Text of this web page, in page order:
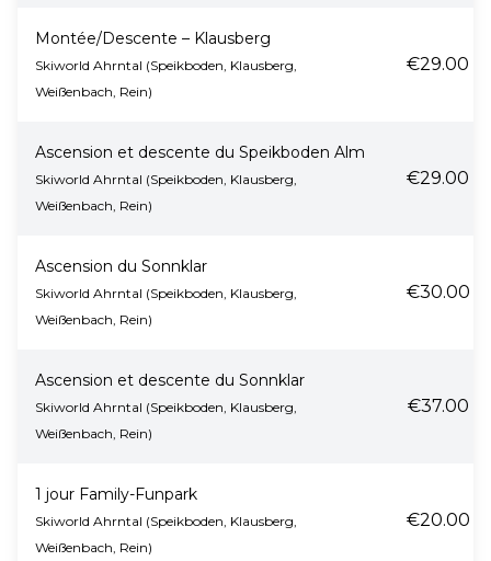
Montée/Descente – Klausberg
Skiworld Ahrntal (Speikboden, Klausberg,
Weißenbach, Rein)
€29.00
Ascension et descente du Speikboden Alm
Skiworld Ahrntal (Speikboden, Klausberg,
Weißenbach, Rein)
€29.00
Ascension du Sonnklar
Skiworld Ahrntal (Speikboden, Klausberg,
Weißenbach, Rein)
€30.00
Ascension et descente du Sonnklar
Skiworld Ahrntal (Speikboden, Klausberg,
Weißenbach, Rein)
€37.00
1 jour Family-Funpark
Skiworld Ahrntal (Speikboden, Klausberg,
Weißenbach, Rein)
€20.00